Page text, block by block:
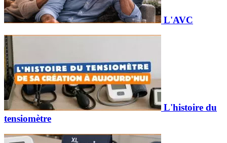
L'AVC
L'histoire du
tensiomètre